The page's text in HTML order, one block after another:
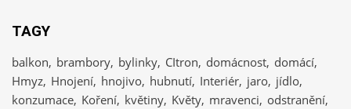
TAGY
balkon brambory bylinky CItron domácnost domácí
Hmyz Hnojení hnojivo hubnutí Interiér jaro jídlo
konzumace Koření květiny Květy mravenci odstranění